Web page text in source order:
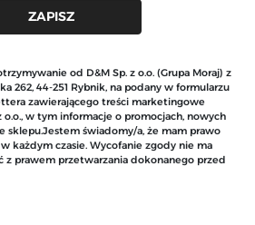
od D&M Sp. z o.o. (Grupa Moraj) z
262, 44-251 Rybnik, na podany w formularzu
zawierającego treści marketingowe
o.o., w tym informacje o promocjach, nowych
sklepu.Jestem świadomy/a, że mam prawo
każdym czasie. Wycofanie zgody nie ma
z prawem przetwarzania dokonanego przed